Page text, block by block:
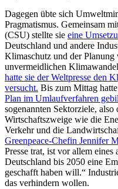
Dagegen übte sich
Pragmatismus. Gemeinsam
(CSU) stellte sie eine
Deutschland und andere
Klimaschutz und der Planung
unvermeidlichen
hatte sie der Weltpresse den
versucht. Bis zum Mittag
Plan im Umlaufverfahren
sogenannten Sektorziele,
Wirtschaftszweige wie die
Verkehr und die
Greenpeace-Chefin Jennifer
Presse trat, ist vor allem
Deutschland bis 2050 eine
geschafft haben will.“
das verhindern wollen.